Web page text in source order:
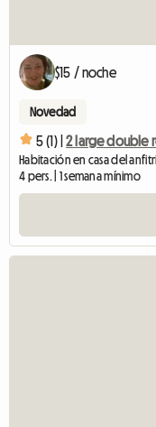
$15 / noche
Novedad
5 (1) | 2 large double
Habitación en casa del
4 pers. | 1 semana mínimo